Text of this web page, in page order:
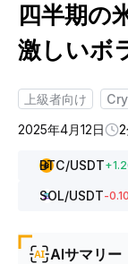
四半期の
激しいボ
上級者向け
2025年4月12日
BTC/USDT+
SOL/USDT-0.10
AIサマリー